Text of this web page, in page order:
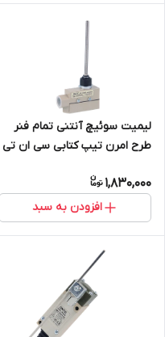
لیمیت سوئیچ آنتنی تمام فنر
طرح امرن تیپ کتابی سی ان تی
1,830,000
افزودن به سبد